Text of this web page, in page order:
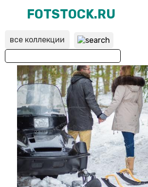
FOTSTOCK.RU
ВХОД
РЕГИСТРАЦИЯ
все коллекции